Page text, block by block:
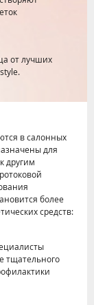
от лучших
в салонных
для
другим
более
средств:
тщательного